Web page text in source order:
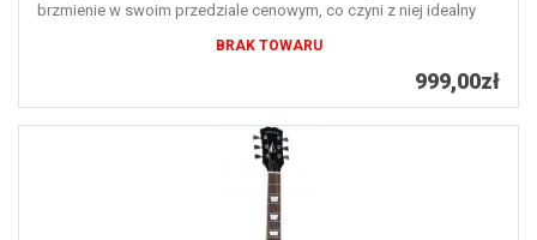
brzmienie w swoim przedziale cenowym, co czyni z niej idealny
BRAK TOWARU
999,00zł